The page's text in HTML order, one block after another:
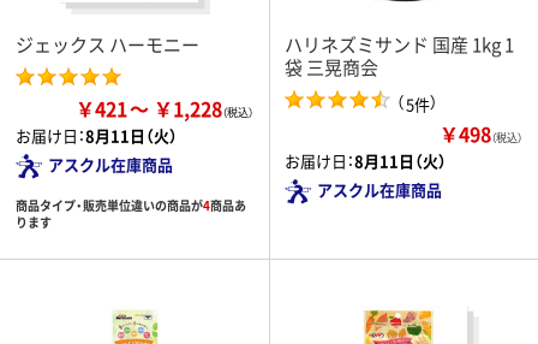
ジェックス ハーモニー
￥421 ￥1,228
お届け日：8月11日（火）
アスクル在庫商品
商品タイプ・販売単位違いの商品が4商品あ
ります
ハリネズミサンド 国産 1kg 1
袋 三晃商会
（5件）
￥498（税込）
お届け日：8月11日（火）
アスクル在庫商品